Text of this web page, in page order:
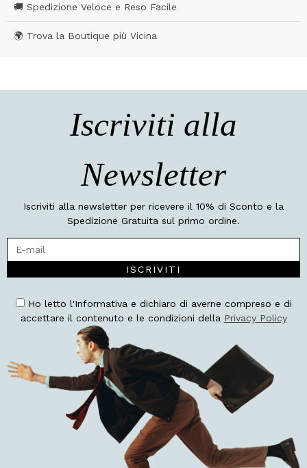
🚚 Spedizione Veloce e Reso Facile
🌍 Trova la Boutique più Vicina
Iscriviti alla
Newsletter
Iscriviti alla newsletter per ricevere il 10% di Sconto e la
Spedizione Gratuita sul primo ordine.
ISCRIVITI
Ho letto l'Informativa e dichiaro di averne compreso e di
accettare il contenuto e le condizioni della Privacy Policy